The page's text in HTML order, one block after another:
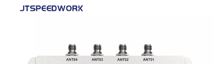
Italiano